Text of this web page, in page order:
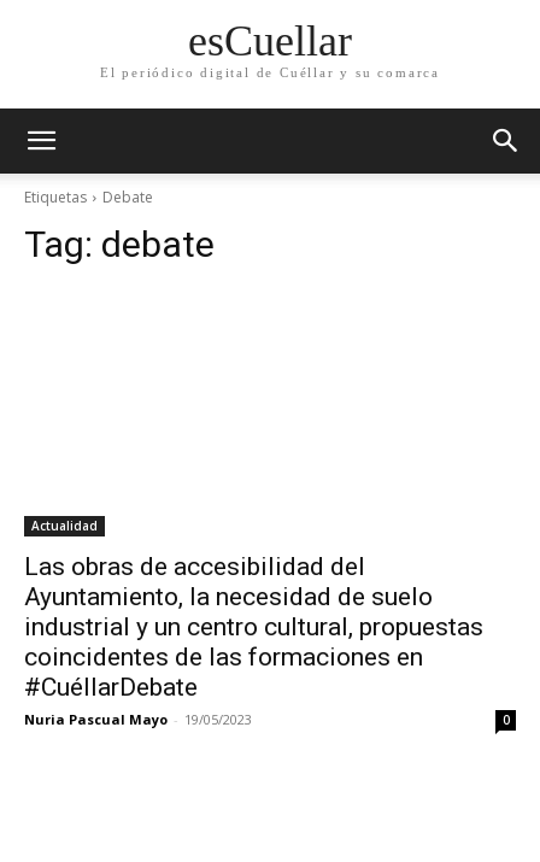
esCuellar
El periódico digital de Cuéllar y su comarca
Etiquetas Debate
Tag: debate
Actualidad
Las obras de accesibilidad del
Ayuntamiento, la necesidad de suelo
industrial y un centro cultural, propuestas
coincidentes de las formaciones en
#CuéllarDebate
Nuria Pascual Mayo - 19/05/2023 0